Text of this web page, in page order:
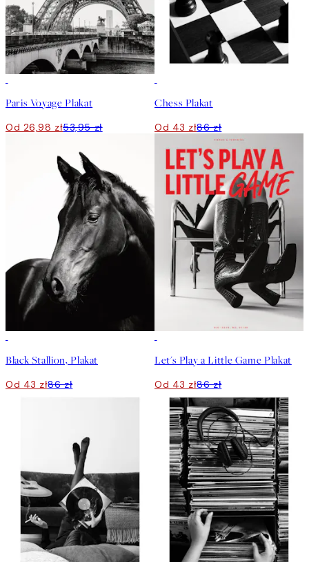
Paris Voyage Plakat
Od 26,98 zł53,95 zł
Chess Plakat
Od 43 zł86 zł
Black Stallion, Plakat
Od 43 zł86 zł
Let's Play a Little Game Plakat
Od 43 zł86 zł